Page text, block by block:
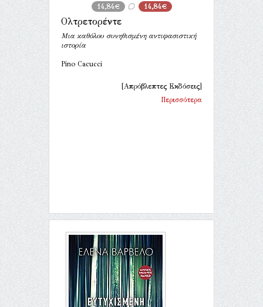
14,84€ 14,84€
Ολτρετορέντε
Μια καθόλου συνηθισμένη αντιφασιστική
ιστορία
Pino Cacucci
[Απρόβλεπτες Εκδόσεις]
Περισσότερα